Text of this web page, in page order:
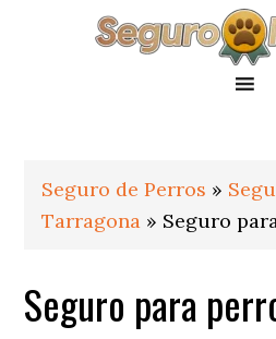
Seguro de Perros »
Tarragona » Seguro
Seguro para